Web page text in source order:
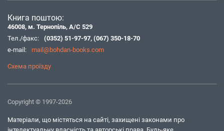
Книга поштою:
46008, м. Тернопіль, А/С 529
Тел./факс:
(0352) 51-97-97, (067) 350-18-70
e-mail:
mail@bohdan-books.com
Схема проїзду
Copyright © 1997-2026
Матеріали, що містяться на сайті, захищені законами про